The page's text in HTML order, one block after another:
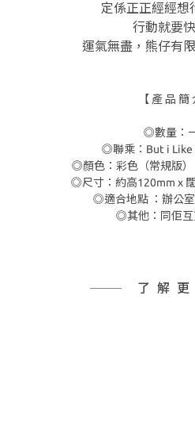
定係正正經經想
行動就要快
運氣無盡，熊仔有
【 產 品 簡
◎數量：
◎聯乘：But i Like
◎顏色：彩色（常規版）
◎尺寸：約高120mm x
◎適合地點 ：辦公
◎其他：同佢互
了解更